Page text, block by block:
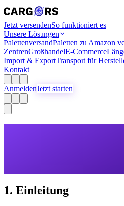
Jetzt versendenSo funktioniert es
Unsere Lösungen
PalettenversandPaletten zu Amazon
ZentrenGroßhandelE-Commerce
Import & ExportTransport für
Kontakt
AnmeldenJetzt starten
1. Einleitung